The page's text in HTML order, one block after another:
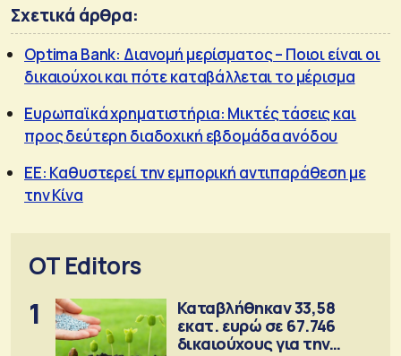
Σχετικά άρθρα:
Optima Bank: Διανομή μερίσματος – Ποιοι είναι οι
δικαιούχοι και πότε καταβάλλεται το μέρισμα
Ευρωπαϊκά χρηματιστήρια: Μικτές τάσεις και
προς δεύτερη διαδοχική εβδομάδα ανόδου
ΕΕ: Καθυστερεί την εμπορική αντιπαράθεση με
την Κίνα
OT Editors
1
Καταβλήθηκαν 33,58
εκατ. ευρώ σε 67.746
δικαιούχους για την